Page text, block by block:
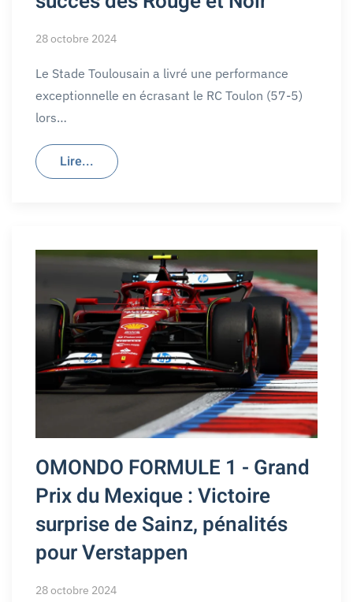
28 octobre 2024
Le Stade Toulousain a livré une performance
exceptionnelle en écrasant le RC Toulon (57-5)
lors…
Lire...
OMONDO FORMULE 1 - Grand
Prix du Mexique : Victoire
surprise de Sainz, pénalités
pour Verstappen
28 octobre 2024